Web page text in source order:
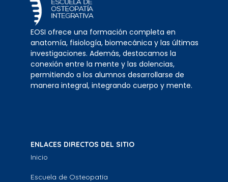
EOSI ofrece una formación completa en
anatomía, fisiología, biomecánica y las últimas
investigaciones. Además, destacamos la
conexión entre la mente y las dolencias,
permitiendo a los alumnos desarrollarse de
manera integral, integrando cuerpo y mente.
ENLACES DIRECTOS DEL SITIO
Inicio
Escuela de Osteopatía